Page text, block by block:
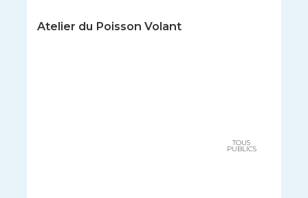
Atelier du Poisson Volant
TOUS
PUBLICS